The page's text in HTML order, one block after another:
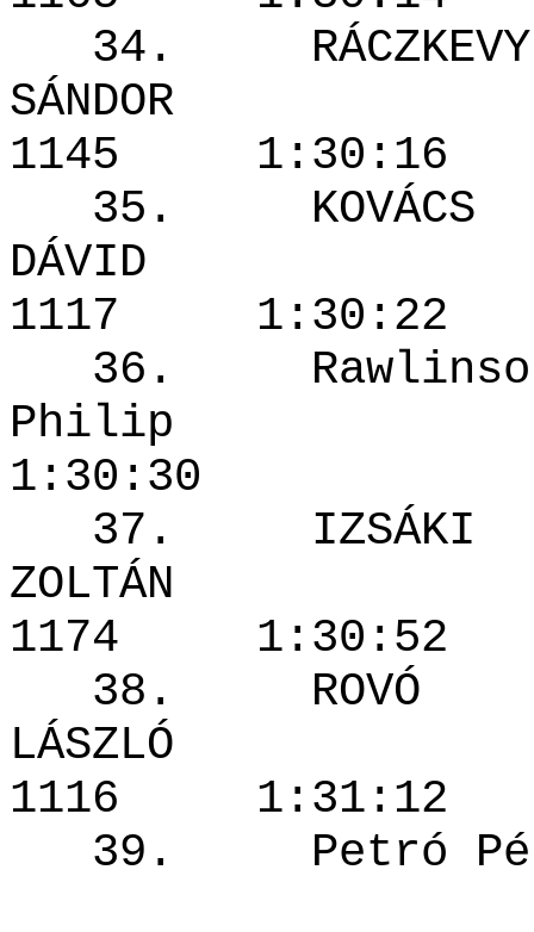
34. RÁCZKEVY
1145
35. KOVÁCS
1117
36.
Philip
1:30:30
37. IZSÁKI
1174
38. ROVÓ
1116
39. Petró